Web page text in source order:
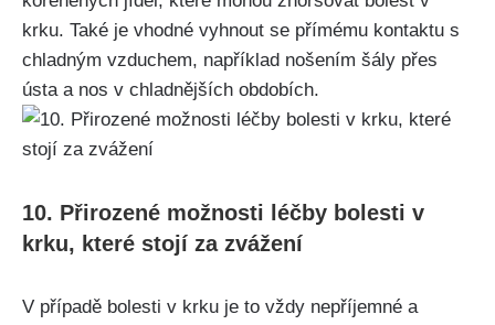
krku.⁤ Také je ⁣vhodné⁤ vyhnout​ se přímému kontaktu s
chladným vzduchem, například​ nošením šály‌ přes
ústa a nos v chladnějších​ obdobích.
10. Přirozené⁣ možnosti⁣ léčby bolesti v
krku, ‍které ⁤stojí za zvážení
V případě ⁣bolesti v krku je⁢ to vždy⁣ nepříjemné a‌